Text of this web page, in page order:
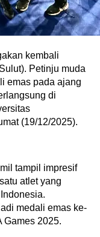
kembali
Petinju muda
emas pada ajang
di
(19/12/2025).
tampil impresif
atlet yang
medali emas ke-
Games 2025.